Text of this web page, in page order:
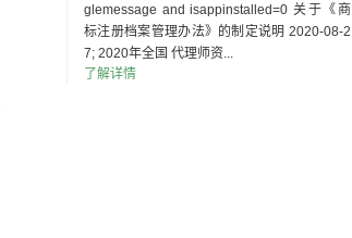
glemessage and isappinstalled=0 关于《商
标注册档案管理办法》的制定说明 2020-08-2
7; 2020年全国 代理师资...
了解详情